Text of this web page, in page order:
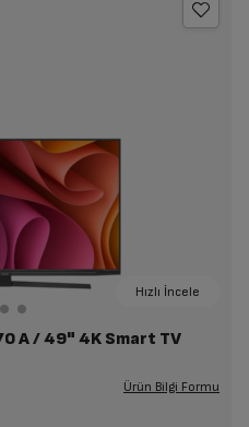
Hızlı İncele
A / 49" 4K Smart TV
Ürün Bilgi Formu